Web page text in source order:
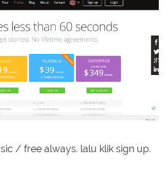
/ free always. lalu klik sign up.